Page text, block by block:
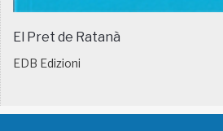
El Pret de Ratanà
EDB Edizioni